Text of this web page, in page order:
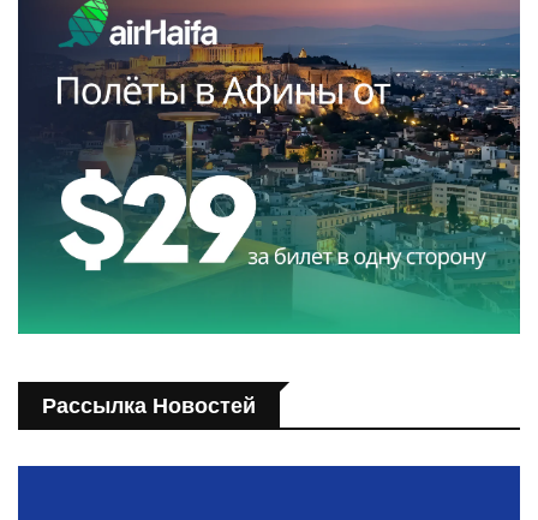
Рассылка Новостей